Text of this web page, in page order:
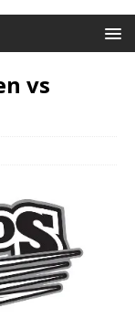
vs